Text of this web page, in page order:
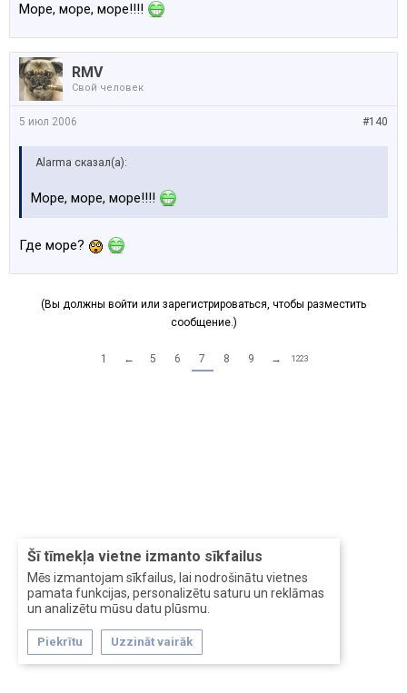
Šī tīmekļa vietne izmanto sīkfailus
Mēs izmantojam sīkfailus, lai nodrošinātu vietnes
pamata funkcijas, personalizētu saturu un reklāmas
un analizētu mūsu datu plūsmu.
Piekrītu Uzzināt vairāk
Море, море, море!!!!
RMV
Свой человек
#140
5 июл 2006
Alarma сказал(а):
Море, море, море!!!!
Где море?
(Вы должны войти или зарегистрироваться, чтобы разместить
сообщение.)
1 ← 5 6 7 8 9 → 1223